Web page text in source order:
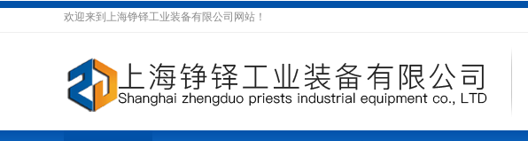
欢迎来到上海铮铎工业装备有限公司网站！